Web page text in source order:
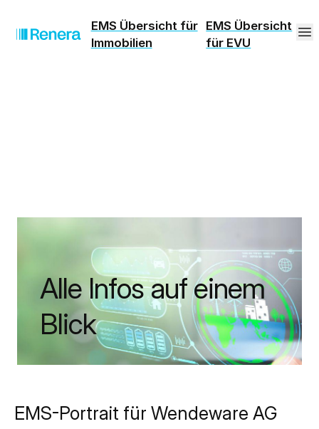
EMS Übersicht für
Immobilien
EMS Übersicht
für EVU
Alle Infos auf einem
Blick
EMS-Portrait für Wendeware AG